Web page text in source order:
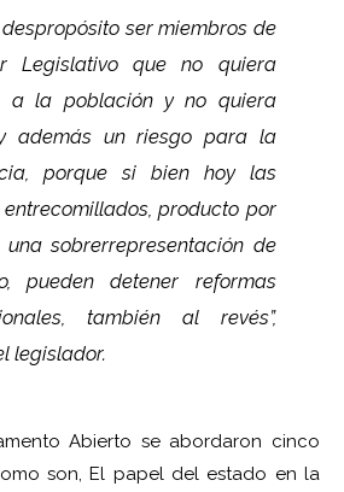
despropósito ser miembros de
Legislativo que no quiera
a la población y no quiera
además un riesgo para la
porque si bien hoy las
entrecomillados, producto por
sobrerrepresentación de
pueden detener reformas
también al revés”,
legislador.
Abierto se abordaron cinco
son, El papel del estado en la